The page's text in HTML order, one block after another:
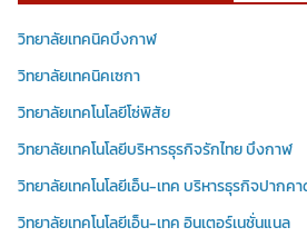
วิทยาลัยเทคนิคบึงกาฬ
วิทยาลัยเทคนิคเซกา
วิทยาลัยเทคโนโลยีโซ่พิสัย
วิทยาลัยเทคโนโลยีบริหารธุรกิจรักไทย บึงกาฬ
วิทยาลัยเทคโนโลยีเอ็น-เทค บริหารธุรกิจปากค
วิทยาลัยเทคโนโลยีเอ็น-เทค อินเตอร์เนชั่นแนล